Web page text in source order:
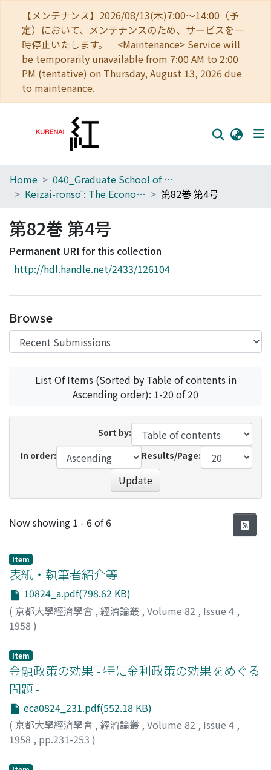
【メンテナンス】2026/08/13(木)7:00～14:00（予
定）において、メンテナンスのため、サービスを一
時停止いたします。 <Maintenance> Service will
be temporarily unavailable from 7:00 AM to 2:00
PM (tentative) on Thursday, August 13, 2026 due
to maintenance.
Home
Browse
Download Ranking
Access Statistics
Home
040_Graduate School of Economics
Keizai-ronsō : The Economic Review
第82巻 第4号
第82巻 第4号
Permanent URI for this collection
http://hdl.handle.net/2433/126104
Browse
List Of Items (Sorted by Table of contents in
Ascending order): 1-20 of 20
Sort by:
In order:
Results/Page:
Update
Recent Submissions
Now showing 1 - 6 of 6
Item
表紙・執筆者紹介等
10824_a.pdf(798.62 KB)
( 京都大學經濟學會 , 經濟論叢 , Volume 82 , Issue 4 ,
1958 )
Item
金融政策の効果 - 特に金利政策の効果をめぐる
問題 -
eca0824_231.pdf(552.18 KB)
( 京都大學經濟學會 , 經濟論叢 , Volume 82 , Issue 4 ,
1958 , pp.231-253 )